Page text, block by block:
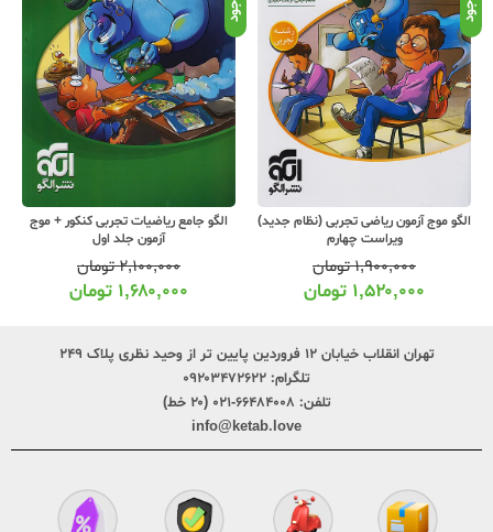
الگو جامع ریاضیات تجربی کنکور + موج
آزمون جلد اول
۲,۱۰۰,۰۰۰تومان
۱,۶۸۰,۰۰۰ تومان
خیلی سبز درسنامه ریاضی و آمار جامع
کنکور جلد دوم
۷۹۰,۰۰۰تومان
۶۳۹,۰۰۰تومان
تهران انقلاب خیابان ۱۲ فروردین پایین تر از وحید نظری پلاک ۲۴۹
تلگرام: ۰۹۲۰۳۴۷۲۶۲۲
تلفن: ۶۶۴۸۴۰۰۸-۰۲۱ (۲۰ خط)
info@ketab.love